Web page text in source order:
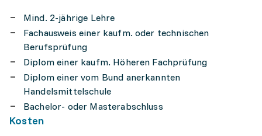
Mind. 2-jährige Lehre
Fachausweis einer kaufm. oder technischen
Berufsprüfung
Diplom einer kaufm. Höheren Fachprüfung
Diplom einer vom Bund anerkannten
Handelsmittelschule
Bachelor- oder Masterabschluss
Kosten